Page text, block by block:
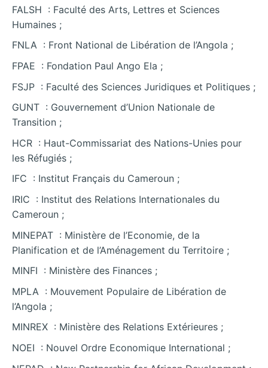
FALSH : Faculté des Arts, Lettres et Sciences
Humaines ;
FNLA : Front National de Libération de l’Angola ;
FPAE : Fondation Paul Ango Ela ;
FSJP : Faculté des Sciences Juridiques et Politiques ;
GUNT : Gouvernement d’Union Nationale de
Transition ;
HCR : Haut-Commissariat des Nations-Unies pour
les Réfugiés ;
IFC : Institut Français du Cameroun ;
IRIC : Institut des Relations Internationales du
Cameroun ;
MINEPAT : Ministère de l’Economie, de la
Planification et de l’Aménagement du Territoire ;
MINFI : Ministère des Finances ;
MPLA : Mouvement Populaire de Libération de
l’Angola ;
MINREX : Ministère des Relations Extérieures ;
NOEI : Nouvel Ordre Economique International ;